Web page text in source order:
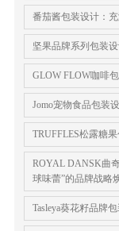
番茄酱包装设计：
坚果品牌系列包装
GLOW FLOW咖啡
Jomo宠物食品包装
TRUFFLES松露糖
ROYAL DANSK曲
球味蕾”的品牌战略
Tasleya葵花籽品牌